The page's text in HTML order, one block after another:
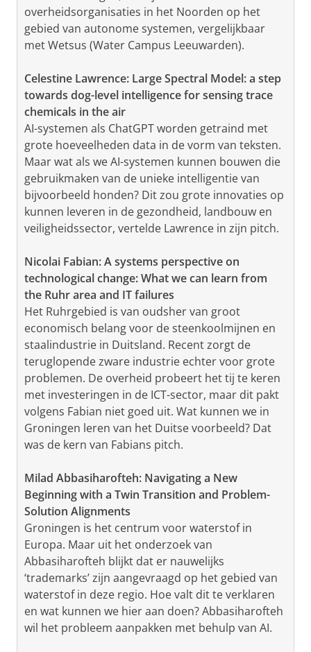
overheidsorganisaties in het Noorden op het
gebied van autonome systemen, vergelijkbaar
met Wetsus (Water Campus Leeuwarden).
Celestine Lawrence: Large Spectral Model: a step
towards dog-level intelligence for sensing trace
chemicals in the air
AI-systemen als ChatGPT worden getraind met
grote hoeveelheden data in de vorm van teksten.
Maar wat als we AI-systemen kunnen bouwen die
gebruikmaken van de unieke intelligentie van
bijvoorbeeld honden? Dit zou grote innovaties op
kunnen leveren in de gezondheid, landbouw en
veiligheidssector, vertelde Lawrence in zijn pitch.
Nicolai Fabian: A systems perspective on
technological change: What we can learn from
the Ruhr area and IT failures
Het Ruhrgebied is van oudsher van groot
economisch belang voor de steenkoolmijnen en
staalindustrie in Duitsland. Recent zorgt de
teruglopende zware industrie echter voor grote
problemen. De overheid probeert het tij te keren
met investeringen in de ICT-sector, maar dit pakt
volgens Fabian niet goed uit. Wat kunnen we in
Groningen leren van het Duitse voorbeeld? Dat
was de kern van Fabians pitch.
Milad Abbasiharofteh: Navigating a New
Beginning with a Twin Transition and Problem-
Solution Alignments
Groningen is het centrum voor waterstof in
Europa. Maar uit het onderzoek van
Abbasiharofteh blijkt dat er nauwelijks
‘trademarks’ zijn aangevraagd op het gebied van
waterstof in deze regio. Hoe valt dit te verklaren
en wat kunnen we hier aan doen? Abbasiharofteh
wil het probleem aanpakken met behulp van AI.